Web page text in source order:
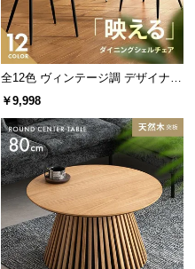
全12色 ヴィンテージ調 デザイナー
ズシェルチェア
￥9,998